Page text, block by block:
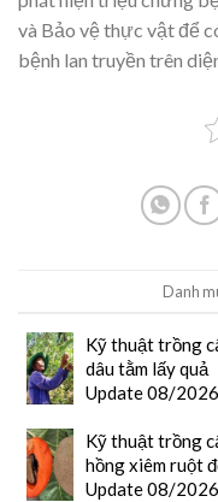
và Bảo vệ thực vật để
bệnh lan truyền trên
Danh
Kỹ thuật trồng
dâu tằm lấy quả
Update 08/2026
Kỹ thuật trồng
hồng xiêm ruột
Update 08/2026